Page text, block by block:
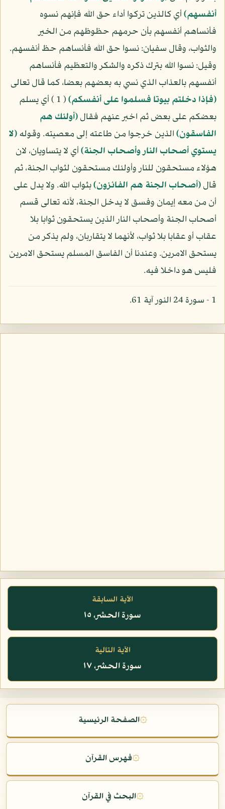
أنفسهم)أي كالذين تركوا أداء حق الله فإنهم نسوه
فأنساهم أنفسهم بأن حرمهم حظوظهم من الخير
والثواب، وقال سفيان: نسوا حق الله فأنساهم حظ أنفسهم.
وقيل: نسوا الله بترك ذكره والشكر والتعظيم فأنساهم
أنفسهم بالعذاب الذي نسي به بعضهم بعضا، كما قال تعالى
(فإذا دخلتم بيوتا فسلموا على أنفسكم)
( 1 ) أي يسلم
بعضكم على بعض ثم اخبر عنهم فقال(أولئك هم
الفاسقون)الذين خرجوا من طاعته إلى معصيته. وقوله(لا
يستوي أصحاب النار وأصحاب الجنة)أي لا يتساويان، لان
هؤلاء مستحقون للنار وأولئك مستحقون لثواب الجنة، ثم
قال(أصحاب الجنة هم الفائزون)بثواب الله. ولا يدل على
أن من معه إيمان وفسق لا يدخل الجنة، لأنه تعالى قسم
أصحاب الجنة وأصحاب النار الذين يستحقون ثوابا بلا
عقاب أو عقابا بلا ثواب، لأنهما لا يتقاربان، ولم يذكر من
يستحق الامرين. وعندنا أن الفاسق المسلم يستحق الامرين
فليس هو داخلا فيه.
1 - سورة 24 النور آية 61.
الآية السابقة
سورة الحشر، ١٥
الآية التالية
سورة الحشر، ١٧
۞الصفحة الرئيسية
۞فهرس القرآن
۞البحث في القرآن